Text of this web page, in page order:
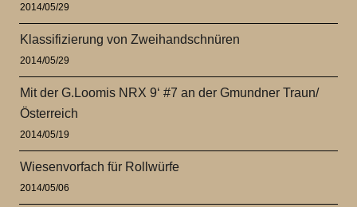
2014/05/29
Klassifizierung von Zweihandschnüren
2014/05/29
Mit der G.Loomis NRX 9‘ #7 an der Gmundner Traun/
Österreich
2014/05/19
Wiesenvorfach für Rollwürfe
2014/05/06